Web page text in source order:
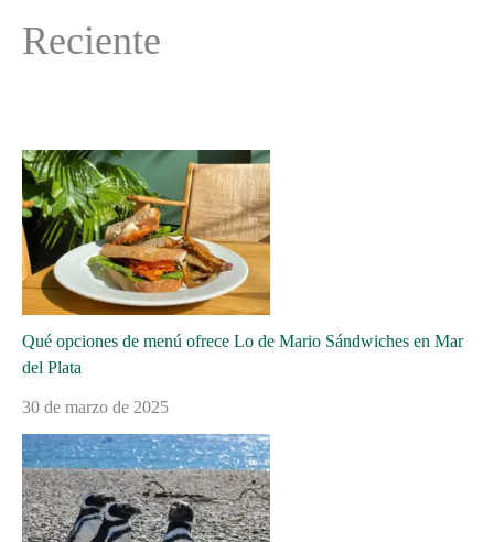
Reciente
Qué opciones de menú ofrece Lo de Mario Sándwiches en Mar
del Plata
30 de marzo de 2025